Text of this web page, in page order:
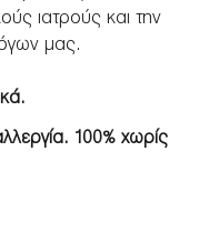
ιατρούς και την
μας.
100% χωρίς